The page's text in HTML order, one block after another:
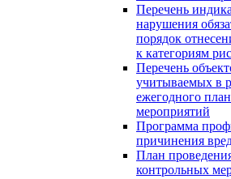
Перечень
нарушения
порядок
к категориям
Перечень
учитываемых в
ежегодного
мероприятий
Программа
причинения
План
контрольных